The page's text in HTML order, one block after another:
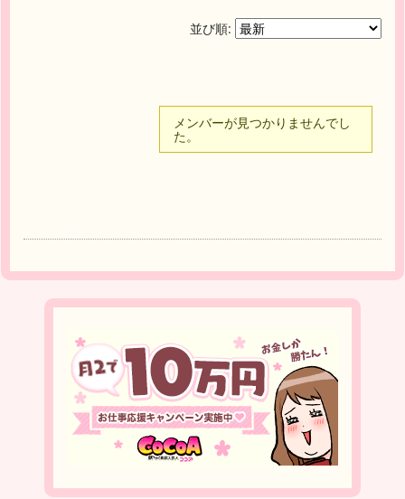
並び順:
メンバーが見つかりませんでし
た。